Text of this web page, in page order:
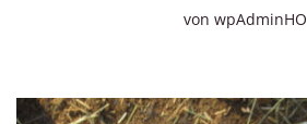
von wpAdminHO